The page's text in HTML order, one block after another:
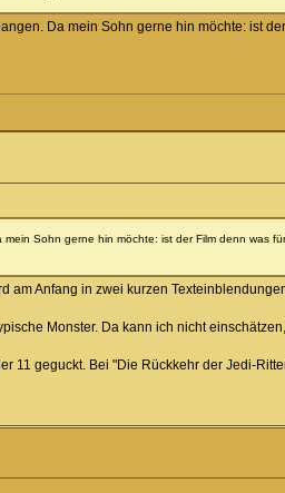
Da mein Sohn gerne hin möchte: ist
Sohn gerne hin möchte: ist der Film denn was
am Anfang in zwei kurzen
Monster. Da kann ich nicht
11 geguckt. Bei "Die Rückkehr der Jedi-